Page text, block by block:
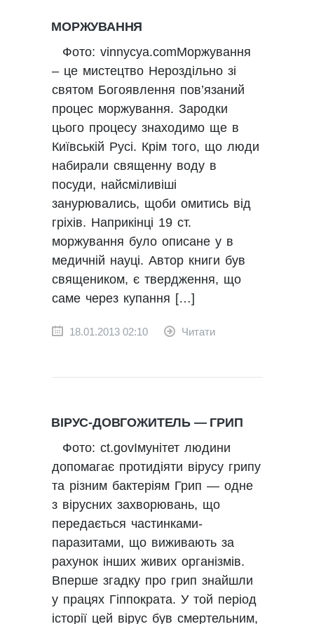
МОРЖУВАННЯ
Фото: vinnycya.comМоржування
– це мистецтво Нероздільно зі
святом Богоявлення пов’язаний
процес моржування. Зародки
цього процесу знаходимо ще в
Київській Русі. Крім того, що люди
набирали священну воду в
посуди, найсміливіші
занурювались, щоби омитись від
гріхів. Наприкінці 19 ст.
моржування було описане у в
медичній науці. Автор книги був
священиком, є твердження, що
саме через купання […]
18.01.2013 02:10 Читати
ВІРУС-ДОВГОЖИТЕЛЬ — ГРИП
Фото: ct.govІмунітет людини
допомагає протидіяти вірусу грипу
та різним бактеріям Грип — одне
з вірусних захворювань, що
передається частинками-
паразитами, що виживають за
рахунок інших живих організмів.
Вперше згадку про грип знайшли
у працях Гіппократа. У той період
історії цей вірус був смертельним,